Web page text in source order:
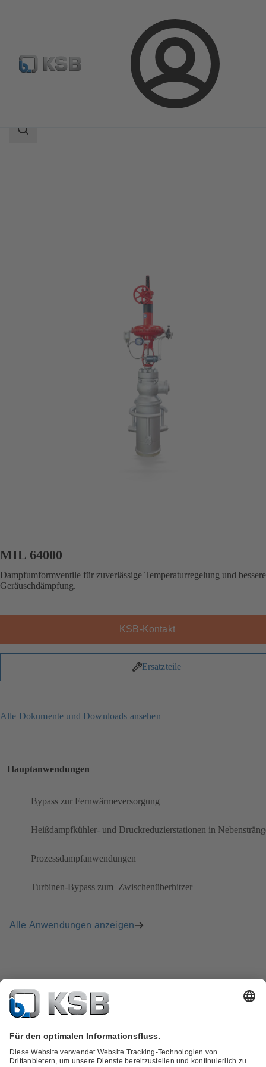
Login
MIL 64000
Suchbereich
MIL 64000
Dampfumformventile für zuverlässige Temperaturregelung und bessere
Geräuschdämpfung.
KSB-Kontakt
Ersatzteile
Alle Dokumente und Downloads ansehen
Hauptanwendungen
Bypass zur Fernwärmeversorgung
​Heißdampfkühler- und Druckreduzierstationen in
Prozessdampfanwendungen
Turbinen-Bypass zum ​ Zwischenüberhitzer​
Alle Anwendungen anzeigen